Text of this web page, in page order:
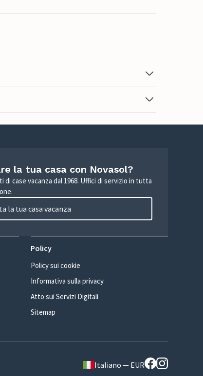
la tua casa con Novasol?
di case vacanza dal 1968. Uffici di servizio in tutta
la tua casa vacanza
Policy
Policy sui cookie
Informativa sulla privacy
Atto sui Servizi Digitali
Sitemap
Italiano — EUR